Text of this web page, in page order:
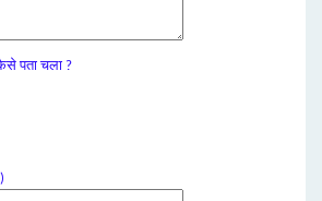
पता चला ?